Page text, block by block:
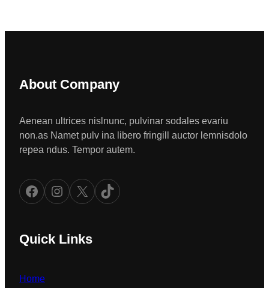
About Company
Aenean ultrices nislnunc, pulvinar sodales evariu
non.as Namet pulv ina libero fringill auctor lemnisdolo
repea ndus. Tempor autem.
Facebook Instagram X TikTok
Quick Links
Home